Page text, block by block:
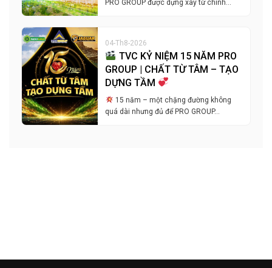
PRO GROUP được dựng xây từ chính…
04-Th8-2026
TVC KỶ NIỆM 15 NĂM PRO
GROUP | CHẤT TỪ TÂM – TẠO
DỰNG TẦM
15 năm – một chặng đường không
quá dài nhưng đủ để PRO GROUP…